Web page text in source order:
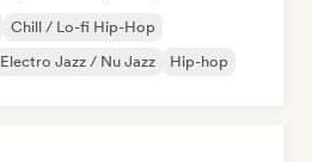
Chill / Lo-fi Hip-Hop
Electro Jazz / Nu Jazz Hip-hop